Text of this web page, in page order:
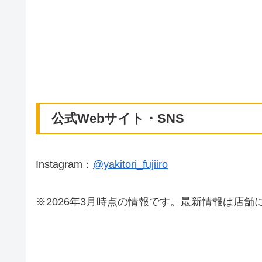
公式Webサイト・SNS
Instagram： @yakitori_fujiiro
※2026年3月時点の情報です。最新情報は店舗